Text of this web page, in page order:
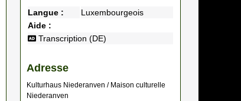
Langue :
Luxembourgeois
Aide :
Transcription (DE)
Adresse
Kulturhaus Niederanven / Maison culturelle
Niederanven